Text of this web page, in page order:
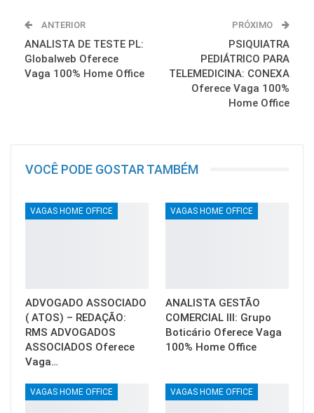
ANTERIOR
ANALISTA DE TESTE PL:
Globalweb Oferece
Vaga 100% Home Office
PRÓXIMO
PSIQUIATRA
PEDIÁTRICO PARA
TELEMEDICINA: CONEXA
Oferece Vaga 100%
Home Office
VOCÊ PODE GOSTAR TAMBÉM
VAGAS HOME OFFICE
ADVOGADO ASSOCIADO
( ATOS) – REDAÇÃO:
RMS ADVOGADOS
ASSOCIADOS Oferece
Vaga…
VAGAS HOME OFFICE
ANALISTA GESTÃO
COMERCIAL III: Grupo
Boticário Oferece Vaga
100% Home Office
VAGAS HOME OFFICE VAGAS HOME OFFICE